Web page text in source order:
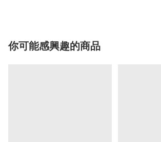
你可能感興趣的商品